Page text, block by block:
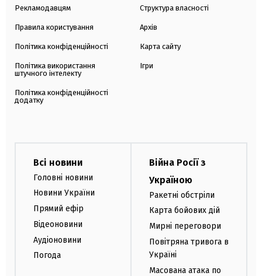
Рекламодавцям
Правила користування
Політика конфіденційності
Політика використання
штучного інтелекту
Політика конфіденційності
додатку
Структура власності
Архів
Карта сайту
Ігри
Всі новини
Головні новини
Новини України
Прямий ефір
Відеоновини
Аудіоновини
Погода
Війна Росії з
Україною
Ракетні обстріли
Карта бойових дій
Мирні переговори
Повітряна тривога в
Україні
Масована атака по